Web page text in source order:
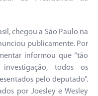
chegou a São Paulo na
publicamente. Por
informou que “tão
todos os
pelo deputado”.
por Joesley e Wesley